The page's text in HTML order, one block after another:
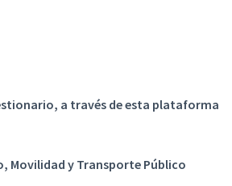
planteadas en la pestaña
de registro.
a las preguntas sobre
del proceso:
de julio de 2025 (ambos
a través de esta plataforma
Movilidad y Transporte Público